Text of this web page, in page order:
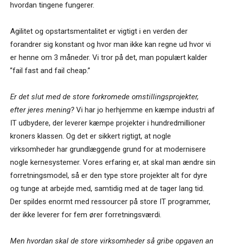
hvordan tingene fungerer.
Agilitet og opstartsmentalitet er vigtigt i en verden der
forandrer sig konstant og hvor man ikke kan regne ud hvor vi
er henne om 3 måneder. Vi tror på det, man populært kalder
”fail fast and fail cheap.”
Er det slut med de store forkromede omstillingsprojekter,
efter jeres mening? Vi har jo herhjemme en kæmpe industri af
IT udbydere, der leverer kæmpe projekter i hundredmillioner
kroners klassen. Og det er sikkert rigtigt, at nogle
virksomheder har grundlæggende grund for at modernisere
nogle kernesystemer. Vores erfaring er, at skal man ændre sin
forretningsmodel, så er den type store projekter alt for dyre
og tunge at arbejde med, samtidig med at de tager lang tid.
Der spildes enormt med ressourcer på store IT programmer,
der ikke leverer for fem ører forretningsværdi.
Men hvordan skal de store virksomheder så gribe opgaven an